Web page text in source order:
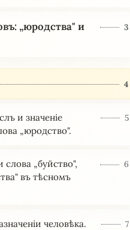
„юродства" и
3
4
и значеніе
„юродство".
5
„буйство",
въ тѣсномъ
6
человѣка.
7